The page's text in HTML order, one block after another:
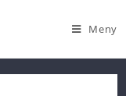
Meny